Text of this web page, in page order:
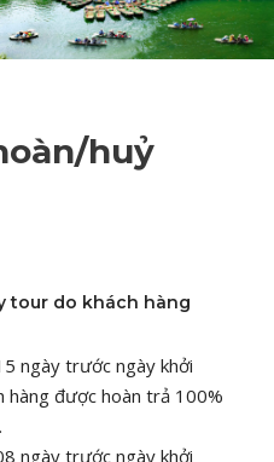
huỷ
tour do khách hàng
ngày trước ngày khởi
hàng được hoàn trả 100%
ngày trước ngày khởi